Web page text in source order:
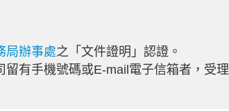
局辦事處之「文件證明」認證。
有手機號碼或E-mail電子信箱者，受理